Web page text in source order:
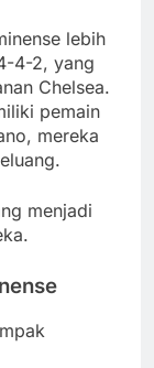
lebih
4-2, yang
Chelsea.
pemain
mereka
menjadi